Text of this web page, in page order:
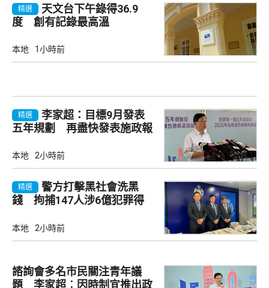
精選
天文台下午錄得36.9
度 創有記錄最高溫
本地 1小時前
精選
李家超：目標9月發表
五年規劃 再盡快發表施政報
本地 2小時前
精選
警方打擊黑社會洗黑
錢 拘捕147人涉6億犯罪得
本地 2小時前
諮詢會多名市民關注青年議
題 李家超︰因時制宜推出政